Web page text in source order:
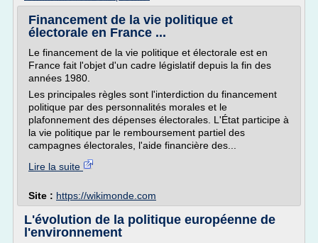
Financement de la vie politique et
électorale en France ...
Le financement de la vie politique et électorale est en
France fait l'objet d'un cadre législatif depuis la fin des
années 1980.
Les principales règles sont l'interdiction du financement
politique par des personnalités morales et le
plafonnement des dépenses électorales. L'État participe à
la vie politique par le remboursement partiel des
campagnes électorales, l'aide financière des...
Lire la suite
Site : https://wikimonde.com
L'évolution de la politique européenne de
l'environnement